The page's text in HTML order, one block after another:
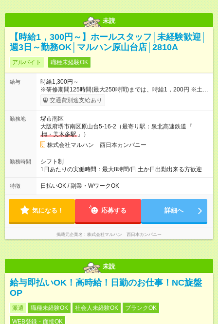
未読
【時給1，300円～】ホールスタッフ│未経験歓迎│
週3日～勤務OK│マルハン原山台店│2810A
アルバイト 職種未経験OK
給与
時給1,300円～
※研修期間125時間(最大250時間)までは、時給1，200円 ※土日
交通費別途支給あり
勤務地
堺市南区
大阪府堺市南区原山台5-16-2（最寄り駅：泉北高速鉄道『
栂・美木多駅 』）
株式会社マルハン 西日本カンパニー
勤務時間
シフト制
1日あたりの実働時間：最大8時間/日 土か日出勤出来る方歓迎 募
集時間帯：8:30-17:00/15:00-24:00 詳しくは下記お問い合わせ電
話番号へご連絡ください。 0120-314-508(9時～20時土日祝も受
特徴 日払いOK / 副業・WワークOK
気になる！ 応募する 詳細へ
掲載元企業名 株式会社マルハン 西日本カンパニー
未読
給与即払いOK！高時給！日勤のお仕事！NC旋盤
OP
派遣 職種未経験OK 社会人未経験OK
ブランクOK
WEB登録・面接OK